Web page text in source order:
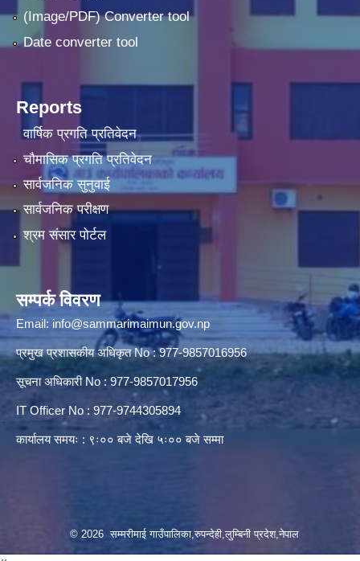
(Image/PDF) Converter tool
Date converter tool
Reports
वार्षिक प्रगति प्रतिवेदन
चौमासिक प्रगति प्रतिवेदन
सार्वजनिक सुनुवाई
सार्वजनिक परीक्षण
श्रम संसार पोर्टल
सम्पर्क विवरण
Email: info@sammarimaimun.gov.np
प्रमुख प्रशासकीय अधिकृत No : 977-9857016956
सूचना अधिकारी No : 977-9857017956
IT Officer No : 977-9744305894
कार्यालय समयः : ९ः०० बजे देखि ५ः०० बजे सम्मा
© 2026 सम्मरीमाई गाउँपालिका,रुपन्देही,लुम्बिनी प्रदेश,नेपाल